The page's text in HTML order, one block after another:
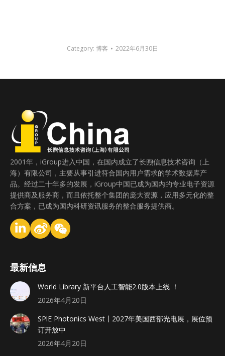
Category: 博客 2022年6月30日
2001年，iGroup进入中国，在国内成立了长煦信息技术咨询（上
海）有限公司，主要从事引进符合国内用户需求的学术数据库产
品。经过二十年多的发展，iGroup中国已成为国内的专业电子资源
提供商及服务商，而且依托整个集团的庞大资源，应用多元化的整
合方案，已成为国内科研资讯服务的整合服务提供商。
最新信息
World Library 新平台人工智能2.0版本上线 ！
2026年4月20日
SPlE Photonics West丨2027年美国西部光电展，展位预
订开放中
2026年4月20日